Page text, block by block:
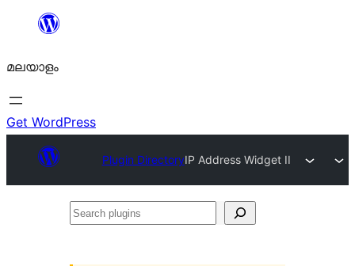
ഉള്ളടക്കത്തിലേക്ക്
മലയാളം
Get WordPress
Plugin DirectoryIP Address Widget II
Search